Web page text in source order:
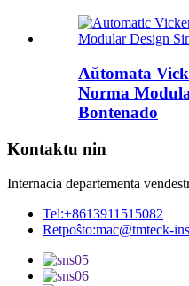
Aŭtomata
Norma
Bontenado
Kontaktu nin
Internacia departementa
Tel:+8613911515082
Retpoŝto:mac@tmteck-